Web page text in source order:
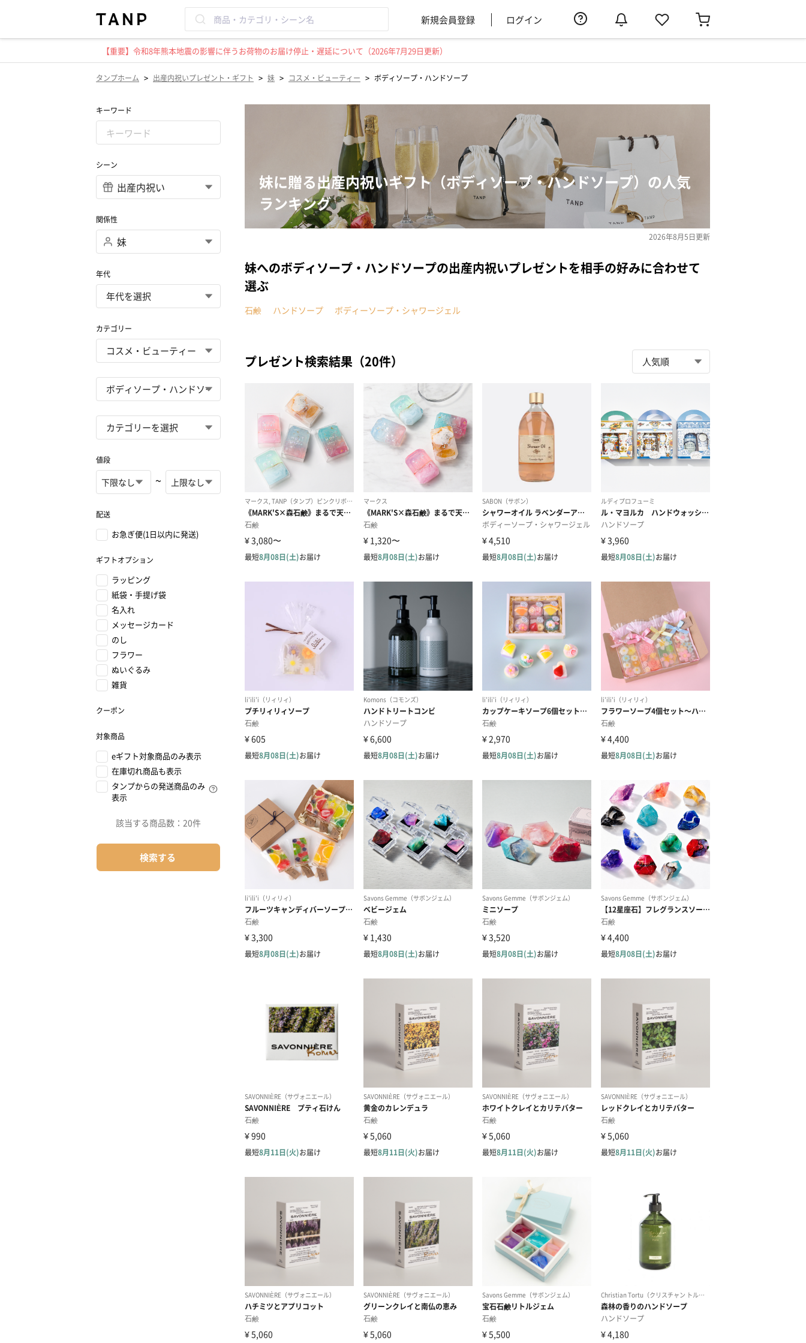
新規会員登録 ログイン
【重要】令和8年熊本地震の影響に伴うお荷物のお届け停止・遅延について（2026年7月29日更新）
タンプホーム > 出産内祝いプレゼント・ギフト > 妹 > コスメ・ビューティー > ボディソープ・ハンドソープ
キーワード
シーン
関係性
年代
カテゴリー
値段
~
配送
お急ぎ便(1日以内に発送)
ギフトオプション
ラッピング
紙袋・手提げ袋
名入れ
メッセージカード
のし
フラワー
ぬいぐるみ
雑貨
クーポン
対象商品
eギフト対象商品のみ表示
在庫切れ商品も表示
タンプからの発送商品のみ
表示
該当する商品数： 20件
検索する
妹に贈る出産内祝いギフト（ボディソープ・ハンドソープ）の人気
ランキング
2026年8月5日更新
妹へのボディソープ・ハンドソープの出産内祝いプレゼントを相手の好みに合わせて
選ぶ
石鹸 ハンドソープ ボディーソープ・シャワージェル
プレゼント検索結果（20件）